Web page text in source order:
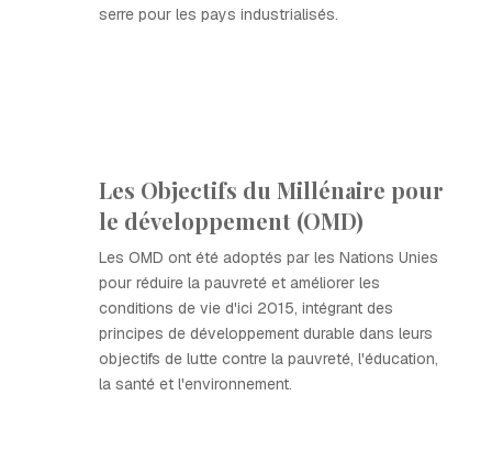
serre pour les pays industrialisés.
Les Objectifs du Millénaire pour
le développement (OMD)
Les OMD ont été adoptés par les Nations Unies
pour réduire la pauvreté et améliorer les
conditions de vie d'ici 2015, intégrant des
principes de développement durable dans leurs
objectifs de lutte contre la pauvreté, l'éducation,
la santé et l'environnement.